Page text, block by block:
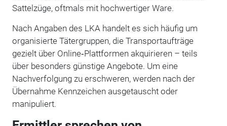
Sattelzüge, oftmals mit hochwertiger Ware.
Nach Angaben des LKA handelt es sich häufig um
organisierte Tätergruppen, die Transportaufträge
gezielt über Online‑Plattformen akquirieren – teils
über besonders günstige Angebote. Um eine
Nachverfolgung zu erschweren, werden nach der
Übernahme Kennzeichen ausgetauscht oder
manipuliert.